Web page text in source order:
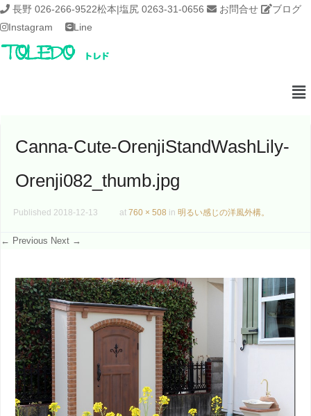
長野 026-266-9522松本|塩尻 0263-31-0656 お問合せ
ブログ
Instagram
Line
Canna-Cute-OrenjiStandWashLily-
Orenji082_thumb.jpg
Published 2018-12-13 at 760 × 508 in 明るい感じの洋風外構。
← Previous Next →